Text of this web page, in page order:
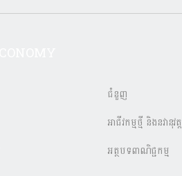
ជំនួញ
អាជីវកម្មថ្មី និងនវានុវត្ត
អត្ថបទពាណិជ្ជកម្ម